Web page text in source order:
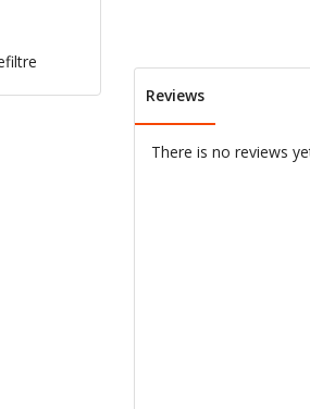
Reviews
There is no reviews